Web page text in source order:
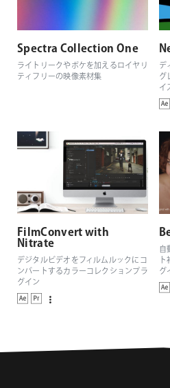
Spectra Collection One
ライトリークやボケを加えるロイヤリ
ティフリーの映像素材集
デ
グ
イ
FilmConvert with
Nitrate
デジタルビデオをフィルムルックにコ
ンバートするカラーコレクションプラ
グイン
自
グ